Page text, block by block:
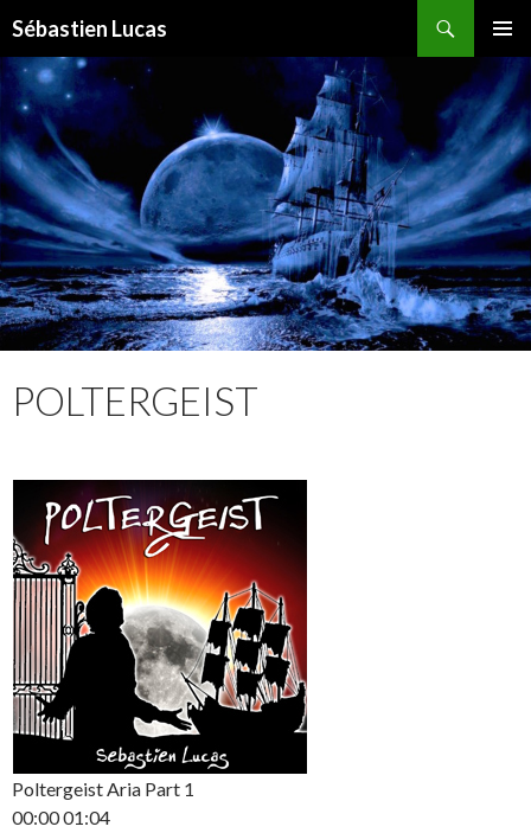
Sébastien Lucas
POLTERGEIST
Poltergeist Aria Part 1
00:0001:04